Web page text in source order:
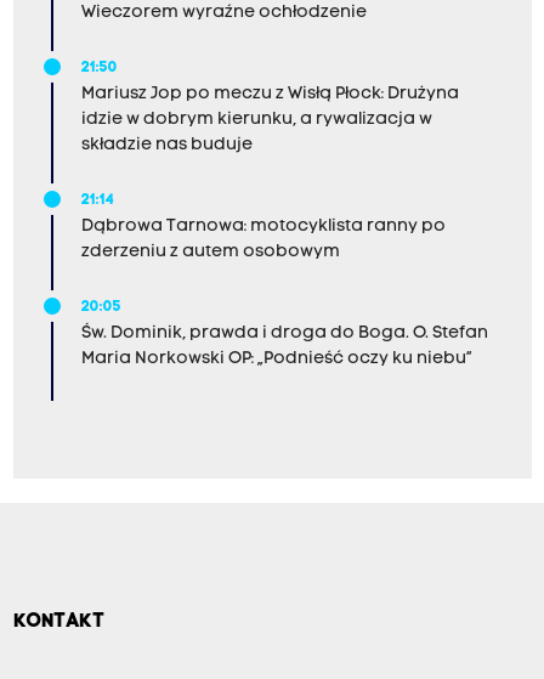
Wieczorem wyraźne ochłodzenie
21:50
Mariusz Jop po meczu z Wisłą Płock: Drużyna
idzie w dobrym kierunku, a rywalizacja w
składzie nas buduje
21:14
Dąbrowa Tarnowa: motocyklista ranny po
zderzeniu z autem osobowym
20:05
Św. Dominik, prawda i droga do Boga. O. Stefan
Maria Norkowski OP: „Podnieść oczy ku niebu”
KONTAKT